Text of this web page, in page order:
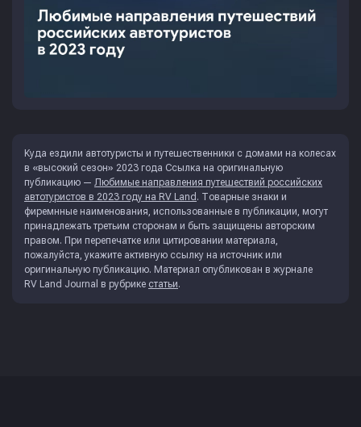
Куда ездили автотуристы и путешественники с домами на колесах
в «высокий сезон» 2023 года Ссылка на оригинальную
публикацию — Любимые направления путешествий российских
автотуристов в 2023 году на RV Land . Товарные знаки и
фиремнные наименования, использованные в публикации, могут
принадлежать третьим сторонам и быть защищены авторским
правом. При перепечатке или цитировании материала,
пожалуйста, укажите активную ссылку на источник или
оригинальную публикацию. Материал опубликован в журнале
RV Land Journal в рубрике статьи.